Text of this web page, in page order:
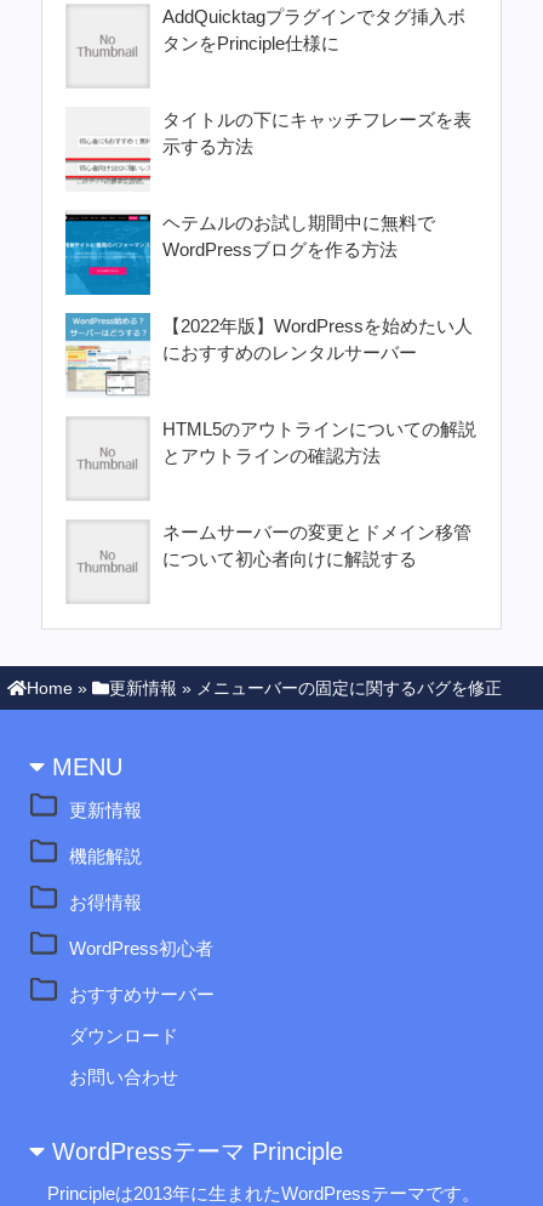
AddQuicktagプラグインでタグ挿入ボ
タンをPrinciple仕様に
タイトルの下にキャッチフレーズを表
示する方法
ヘテムルのお試し期間中に無料で
WordPressブログを作る方法
【2022年版】WordPressを始めたい人
におすすめのレンタルサーバー
HTML5のアウトラインについての解説
とアウトラインの確認方法
ネームサーバーの変更とドメイン移管
について初心者向けに解説する
Home » 更新情報 » メニューバーの固定に関するバグを修正
MENU
更新情報
機能解説
お得情報
WordPress初心者
おすすめサーバー
ダウンロード
お問い合わせ
WordPressテーマ Principle
Principleは2013年に生まれたWordPressテーマです。